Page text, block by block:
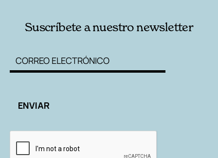
Suscríbete a nuestro newsletter